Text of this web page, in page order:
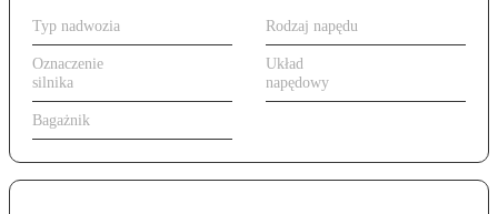
Typ nadwozia Rodzaj napędu
Oznaczenie
silnika
Układ
napędowy
Bagażnik